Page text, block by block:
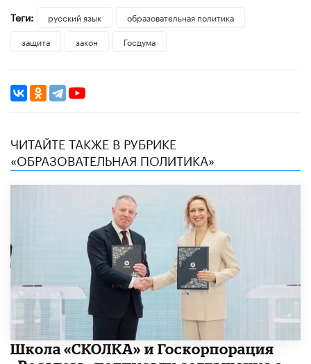
Теги:
русский язык
образовательная политика
защита
закон Госдума
ЧИТАЙТЕ ТАКЖЕ В РУБРИКЕ
«ОБРАЗОВАТЕЛЬНАЯ ПОЛИТИКА»
Школа «СКОЛКА» и Госкорпорация